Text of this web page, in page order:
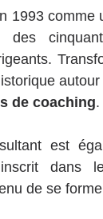
1993 comme
des
de coaching.
est
dans
de se